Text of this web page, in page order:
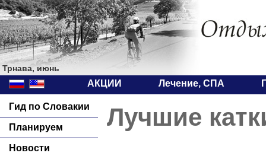
Трнава, июнь
АКЦИИ Лечение, СПА
Гид по Словакии
Планируем
Новости
Лучшие